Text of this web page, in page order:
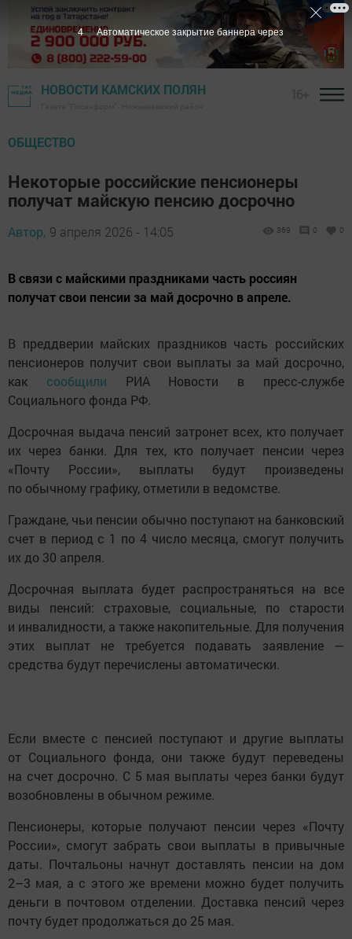
НОВОСТИ КАМСКИХ ПОЛЯН
ОБЩЕСТВО
Некоторые российские пенсионеры
получат майскую пенсию досрочно
Автор, 9 апреля 2026 - 14:05 369 0 0
В связи с майскими праздниками часть россиян
получат свои пенсии за май досрочно в апреле.
В преддверии майских праздников часть российских
пенсионеров получит свои выплаты за май досрочно,
как сообщили РИА Новости в пресс-службе
Социального фонда РФ.
Досрочная выдача пенсий затронет всех, кто получает
их через банки. Для тех, кто получает пенсии через
«Почту России», выплаты будут произведены
по обычному графику, отметили в ведомстве.
Граждане, чьи пенсии обычно поступают на банковский
счет в период с 1 по 4 число месяца, смогут получить
их до 30 апреля.
Досрочная выплата будет распространяться на все
виды пенсий: страховые, социальные, по старости
и инвалидности, а также накопительные. Для получения
этих выплат не требуется подавать заявление —
средства будут перечислены автоматически.
Если вместе с пенсией поступают и другие выплаты
от Социального фонда, они также будут переведены
на счет досрочно. С 5 мая выплаты через банки будут
возобновлены в обычном режиме.
Пенсионеры, которые получают пенсии через «Почту
России», смогут забрать свои выплаты в привычные
даты. Почтальоны начнут доставлять пенсии на дом
2–3 мая, а с этого же времени можно будет получить
деньги в почтовом отделении. Доставка пенсий через
почту будет продолжаться до 25 мая.
3 Автоматическое закрытие баннера через